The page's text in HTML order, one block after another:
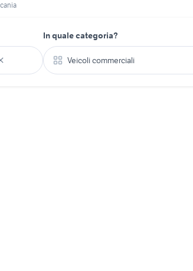
In quale categoria?
Veicoli commerciali